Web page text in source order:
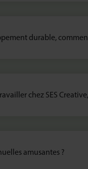
durable,
chez SES
amusantes ?